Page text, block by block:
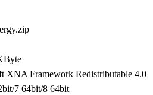
XNA Framework Redistributable 4.0
7 64bit/8 64bit